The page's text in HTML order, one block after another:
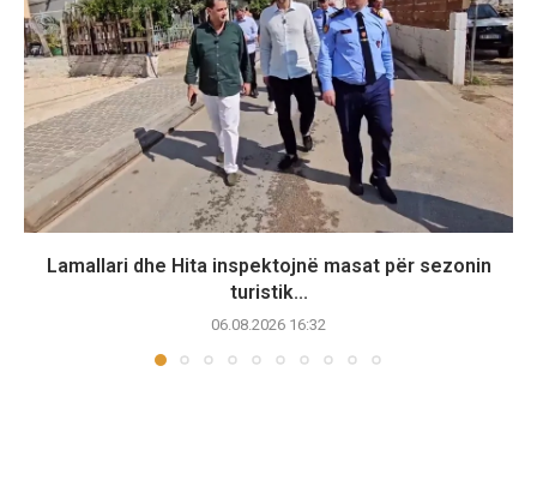
Lamallari dhe Hita inspektojnë masat për sezonin
turistik...
06.08.2026 16:32